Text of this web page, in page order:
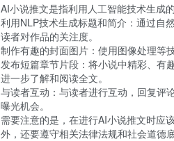
AI小说推文是指利用人工智能技术生成
利用NLP技术生成标题和简介：通过自
读者对作品的关注度。
制作有趣的封面图片：使用图像处理等
发布短篇章节片段：将小说中精彩、有
进一步了解和阅读全文。
与读者互动：与读者进行互动，回复评
曝光机会。
需要注意的是，在进行AI小说推文时应
外，还要遵守相关法律法规和社会道德